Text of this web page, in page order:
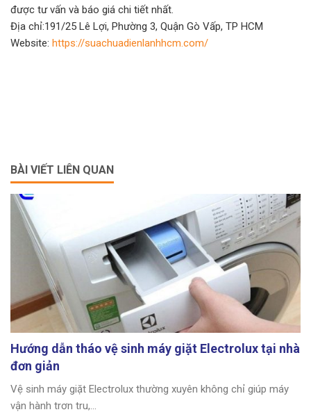
được tư vấn và báo giá chi tiết nhất.
Địa chỉ:191/25 Lê Lợi, Phường 3, Quận Gò Vấp, TP HCM
Website: https://suachuadienlanhhcm.com/
BÀI VIẾT LIÊN QUAN
Hướng dẫn tháo vệ sinh máy giặt Electrolux tại nhà
đơn giản
Vệ sinh máy giặt Electrolux thường xuyên không chỉ giúp máy
vận hành trơn tru,...